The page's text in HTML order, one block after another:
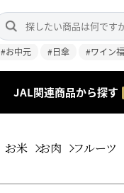
#お中元 #日傘 #ワイン
JAL関連商品から探す
お米 お肉 フルーツ